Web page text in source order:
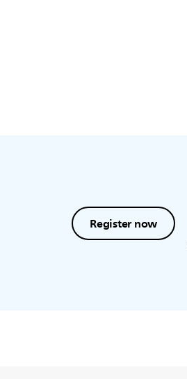
Register now